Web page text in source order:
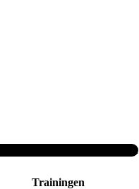
Trainingen
Trainingen